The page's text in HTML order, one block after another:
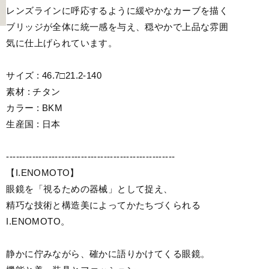
レンズラインに呼応するように緩やかなカーブを描く
ブリッジが全体に統一感を与え、穏やかで上品な雰囲
気に仕上げられています。
サイズ : 46.7□21.2-140
素材 : チタン
カラー : BKM
生産国 : 日本
----------------------------------------------------
【I.ENOMOTO】
眼鏡を「視るための器械」として捉え、
精巧な技術と構造美によってかたちづくられる
I.ENOMOTO。
静かに佇みながら、確かに語りかけてくる眼鏡。